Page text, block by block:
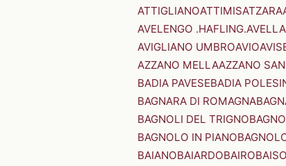
ATTIGLIANOATTIMISATZARA
AVELENGO .HAFLING.AVELLA
AVIGLIANO UMBROAVIO
AZZANO MELLAAZZANO
BADIA PAVESEBADIA
BAGNARA DI ROMAGNA
BAGNOLI DEL TRIGNO
BAGNOLO IN PIANO
BAIANOBAIARDOBAIROBAISO